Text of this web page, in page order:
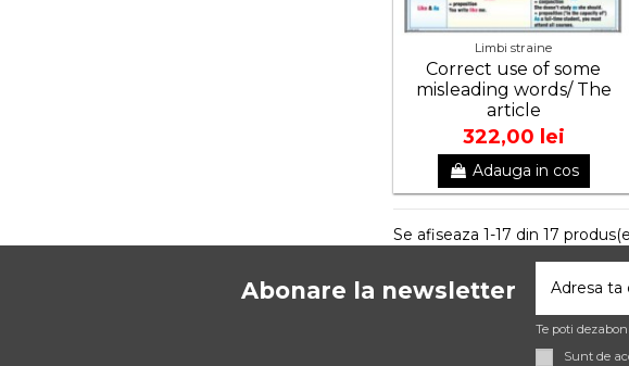
Limbi straine
Correct use of some
misleading words/ The
article
322,00 lei
Adauga in cos
Se afiseaza 1-17 din 17
Abonare la newsletter
Te poti
Sunt de